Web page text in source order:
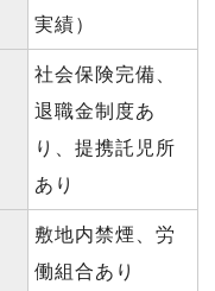
実績）
社会保険完備、
退職金制度あ
り、提携託児所
あり
敷地内禁煙、労
働組合あり